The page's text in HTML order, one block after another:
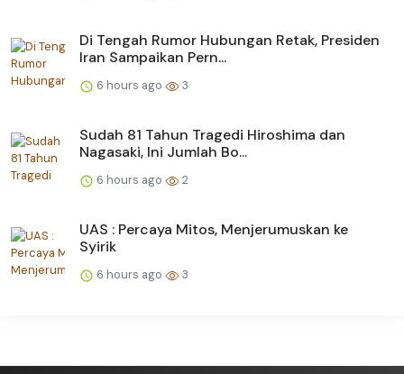
Di Tengah Rumor Hubungan Retak, Presiden
Iran Sampaikan Pern...
6 hours ago 3
Sudah 81 Tahun Tragedi Hiroshima dan
Nagasaki, Ini Jumlah Bo...
6 hours ago 2
UAS : Percaya Mitos, Menjerumuskan ke
Syirik
6 hours ago 3